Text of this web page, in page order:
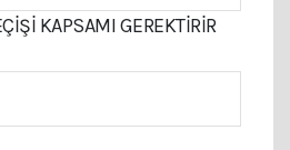
KAPSAMI GEREKTIRIR